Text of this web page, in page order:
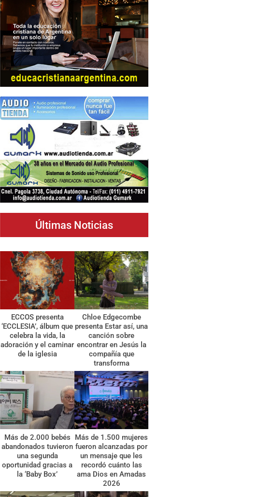
Últimas Noticias
ECCOS presenta
‘ECCLESIA’, álbum que
celebra la vida, la
adoración y el caminar
de la iglesia
Chloe Edgecombe
presenta Estar así, una
canción sobre
encontrar en Jesús la
compañía que
transforma
Más de 2.000 bebés
abandonados tuvieron
una segunda
oportunidad gracias a
la ‘Baby Box’
Más de 1.500 mujeres
fueron alcanzadas por
un mensaje que les
recordó cuánto las
ama Dios en Amadas
2026